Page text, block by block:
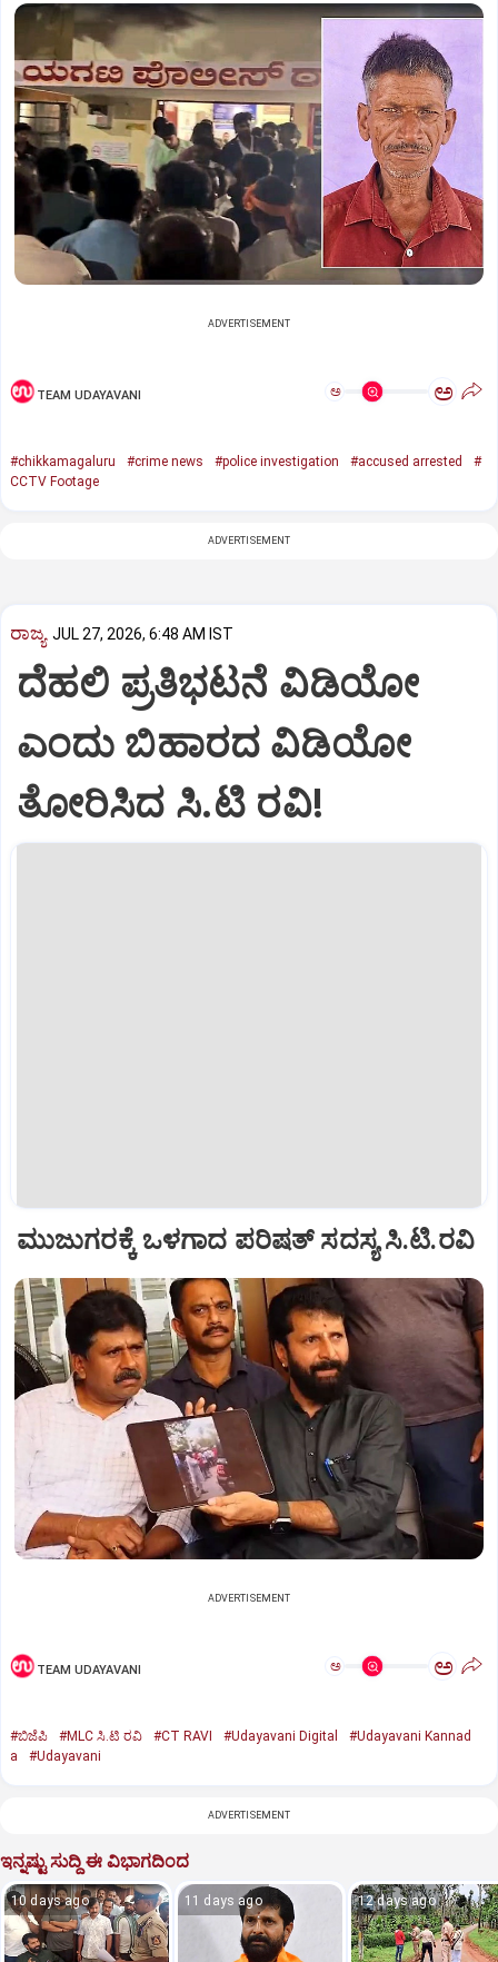
ADVERTISEMENT
TEAM UDAYAVANI ಅ ಅ
#chikkamagaluru #crime news #police investigation #accused arrested
#
CCTV Footage
ADVERTISEMENT
ರಾಜ್ಯ JUL 27, 2026, 6:48 AM IST
ದೆಹಲಿ ಪ್ರತಿಭಟನೆ ವಿಡಿಯೋ
ಎಂದು ಬಿಹಾರದ ವಿಡಿಯೋ
ತೋರಿಸಿದ ಸಿ.ಟಿ ರವಿ!
ಮುಜುಗರಕ್ಕೆ ಒಳಗಾದ ಪರಿಷತ್‌ ಸದಸ್ಯ ಸಿ.ಟಿ.ರವಿ
ADVERTISEMENT
TEAM UDAYAVANI ಅ ಅ
#ಬಿಜೆಪಿ #MLC ಸಿ.ಟಿ ರವಿ #CT RAVI #Udayavani Digital
#Udayavani Kannad
a
#Udayavani
ADVERTISEMENT
ಇನ್ನಷ್ಟು ಸುದ್ದಿ ಈ ವಿಭಾಗದಿಂದ
10 days ago 11 days ago 12 days ago